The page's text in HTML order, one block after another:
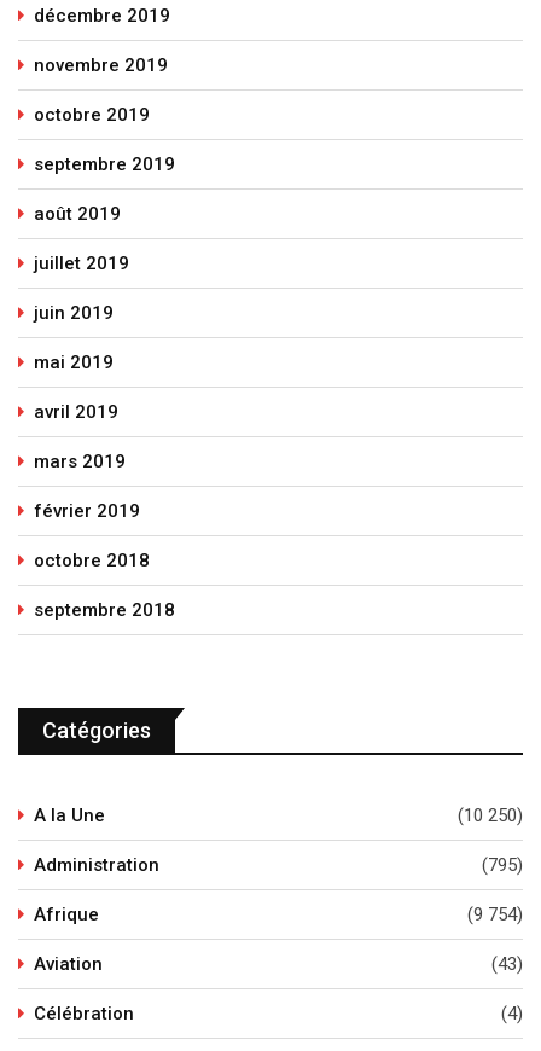
décembre 2019
novembre 2019
octobre 2019
septembre 2019
août 2019
juillet 2019
juin 2019
mai 2019
avril 2019
mars 2019
février 2019
octobre 2018
septembre 2018
Catégories
A la Une (10 250)
Administration (795)
Afrique (9 754)
Aviation (43)
Célébration (4)